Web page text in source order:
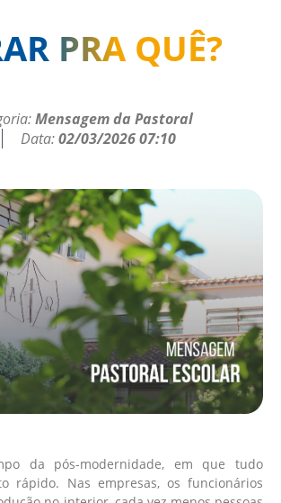
PRA QUÊ?
Mensagem da Pastoral
Data:02/03/2026 07:10
da pós-modernidade, em que tudo
rápido. Nas empresas, os funcionários